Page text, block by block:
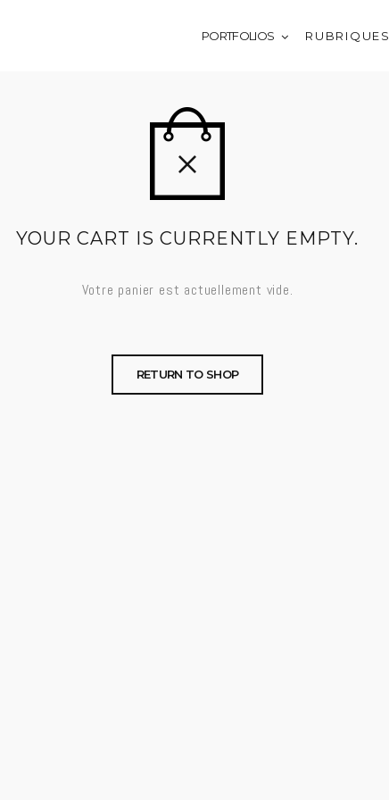
PORTFOLIOS R U B R I Q U E S
YOUR CART IS CURRENTLY EMPTY.
Votre panier est actuellement vide.
RETURN TO SHOP